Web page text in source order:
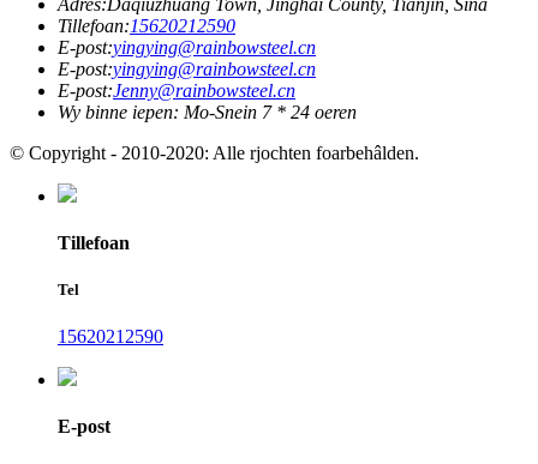
Tillefoan:15620212590
E-post:yingying@rainbowsteel.cn
E-post:yingying@rainbowsteel.cn
E-post:Jenny@rainbowsteel.cn
Wy binne iepen: Mo-Snein 7 * 24 oeren
© Copyright - 2010-2020: Alle rjochten foarbehâlden.
Tillefoan
Tel
15620212590
E-post